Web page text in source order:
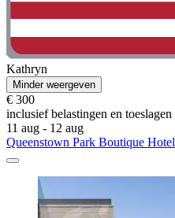
Kathryn
Minder weergeven
€ 300
inclusief belastingen en toeslagen
11 aug - 12 aug
Queenstown Park Boutique Hotel